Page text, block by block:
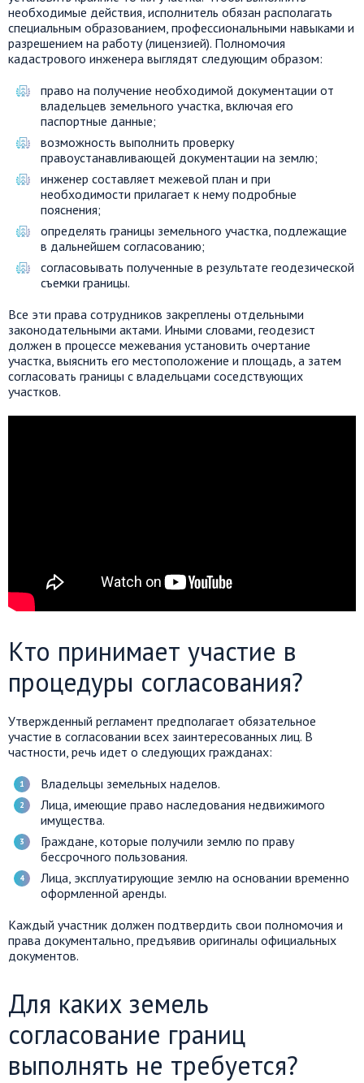
необходимые действия, исполнитель обязан располагать
специальным образованием, профессиональными навыками и
разрешением на работу (лицензией). Полномочия
кадастрового инженера выглядят следующим образом:
право на получение необходимой документации от
владельцев земельного участка, включая его
паспортные данные;
возможность выполнить проверку
правоустанавливающей документации на землю;
инженер составляет межевой план и при
необходимости прилагает к нему подробные
пояснения;
определять границы земельного участка, подлежащие
в дальнейшем согласованию;
согласовывать полученные в результате геодезической
съемки границы.
Все эти права сотрудников закреплены отдельными
законодательными актами. Иными словами, геодезист
должен в процессе межевания установить очертание
участка, выяснить его местоположение и площадь, а затем
согласовать границы с владельцами соседствующих
участков.
Кто принимает участие в
процедуры согласования?
Утвержденный регламент предполагает обязательное
участие в согласовании всех заинтересованных лиц. В
частности, речь идет о следующих гражданах:
Владельцы земельных наделов.
Лица, имеющие право наследования недвижимого
имущества.
Граждане, которые получили землю по праву
бессрочного пользования.
Лица, эксплуатирующие землю на основании временно
оформленной аренды.
Каждый участник должен подтвердить свои полномочия и
права документально, предъявив оригиналы официальных
документов.
Для каких земель
согласование границ
выполнять не требуется?